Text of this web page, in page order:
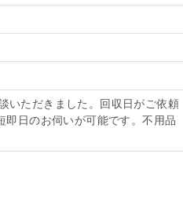
いただきました。回収日がご依頼
日のお伺いが可能です。不用品